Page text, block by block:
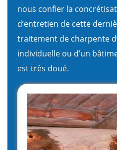
nous confier la
d’entretien de cette
traitement de charpente
individuelle ou d’un
est très doué.